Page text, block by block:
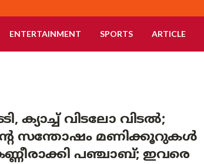
ENTERTAINMENT SPORTS ARTICLE
ക്യാച്ച് വിടലോ വിടൽ;
സന്തോഷം മണിക്കൂറുകൾ
പഞ്ചാബ്; ഇവരെ